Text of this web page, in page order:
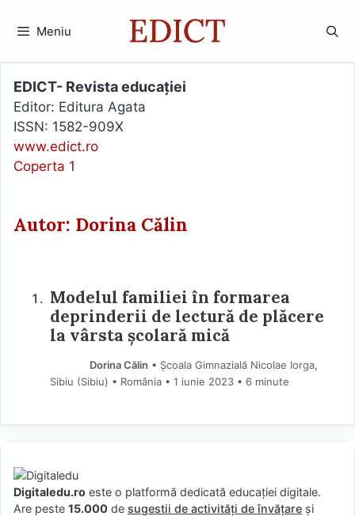
Meniu
EDICT- Revista educației
Editor: Editura Agata
ISSN: 1582-909X
www.edict.ro
Coperta 1
Autor: Dorina Călin
Modelul familiei în formarea
deprinderii de lectură de plăcere
la vârsta școlară mică
Dorina Călin • Școala Gimnazială Nicolae Iorga,
Sibiu (Sibiu) • România
1 iunie 2023 • 6 minute
Digitaledu.ro este o platformă dedicată educației digitale.
Are peste 15.000 de sugestii de activități de învățare și